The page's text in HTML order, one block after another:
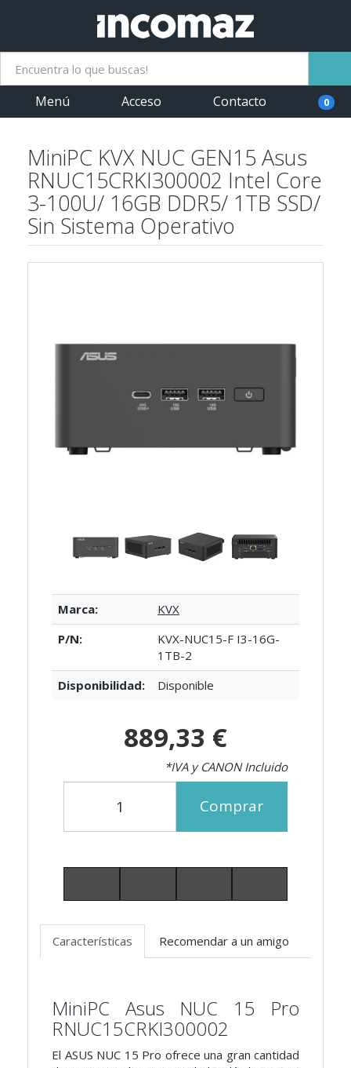
Menú Acceso Contacto 0
MiniPC KVX NUC GEN15 Asus
RNUC15CRKI300002 Intel Core
3-100U/ 16GB DDR5/ 1TB SSD/
Sin Sistema Operativo
Marca:
KVX
P/N:
KVX-NUC15-F I3-16G-
1TB-2
Disponibilidad:
Disponible
889,33 €
*IVA y CANON Incluido
Comprar
Características Recomendar a un amigo
MiniPC Asus NUC 15 Pro
RNUC15CRKI300002
El ASUS NUC 15 Pro ofrece una gran cantidad